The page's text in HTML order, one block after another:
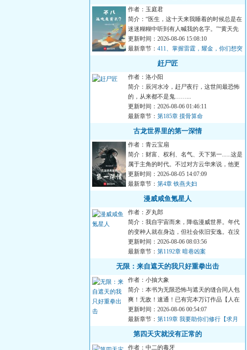
作者：玉庭君
简介：“医生，这十天来我睡着的时候总是在
迷迷糊糊中听到有人喊我的名字。”“黄天先
生，你这是幻听。”...
更新时间：2026-08-06 15:08:10
最新章节： 411、掌握雷霆，耀金，你们想突
赶尸匠
作者：洛小阳
简介：辰河水冷，赶尸夜行，这世间最恐怖
的，从来都不是鬼……...
更新时间：2026-08-06 01:46:11
最新章节： 第185章 摸骨算命
古龙世界里的第一深情
作者：青云宝扇
简介：财富、权利、名气、天下第一......这是
属于主角的时代。不过对方云华来说，他更
喜欢坐看主角翻雨覆...
更新时间：2026-08-05 14:07:09
最新章节： 第4章 铁燕夫妇
漫威咸鱼氪星人
作者：歹丸郎
简介：我自宇宙而来，降临漫威世界。年代
的变种人就在身边，但社会依旧安逸。在没
有外置大脑的协助下，我...
更新时间：2026-08-06 08:03:56
最新章节： 第1192章 暗巷凶案
无限：来自遮天的我只好重拳出击
作者：小抽大象
简介：本书为无限恐怖与遮天的缝合同人包
爽！无敌！速通！已有完本万订作品【人在
无限，开始速通】，请放...
更新时间：2026-08-06 00:54:07
最新章节： 第119章 我要助你们修行【求月
票】
第四天灾就没有正常的
作者：中二的毒牙